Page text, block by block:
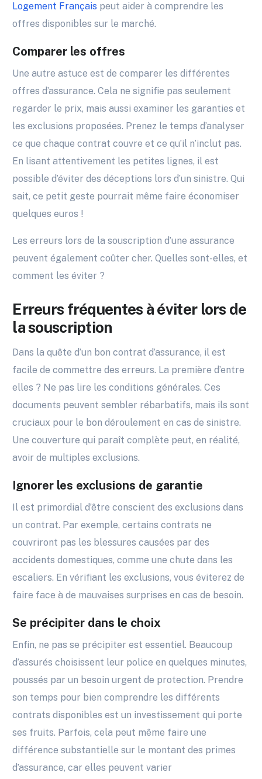
Logement Français peut aider à comprendre les
offres disponibles sur le marché.
Comparer les offres
Une autre astuce est de comparer les différentes
offres d’assurance. Cela ne signifie pas seulement
regarder le prix, mais aussi examiner les garanties et
les exclusions proposées. Prenez le temps d’analyser
ce que chaque contrat couvre et ce qu’il n’inclut pas.
En lisant attentivement les petites lignes, il est
possible d’éviter des déceptions lors d’un sinistre. Qui
sait, ce petit geste pourrait même faire économiser
quelques euros !
Les erreurs lors de la souscription d’une assurance
peuvent également coûter cher. Quelles sont-elles, et
comment les éviter ?
Erreurs fréquentes à éviter lors de
la souscription
Dans la quête d’un bon contrat d’assurance, il est
facile de commettre des erreurs. La première d’entre
elles ? Ne pas lire les conditions générales. Ces
documents peuvent sembler rébarbatifs, mais ils sont
cruciaux pour le bon déroulement en cas de sinistre.
Une couverture qui paraît complète peut, en réalité,
avoir de multiples exclusions.
Ignorer les exclusions de garantie
Il est primordial d’être conscient des exclusions dans
un contrat. Par exemple, certains contrats ne
couvriront pas les blessures causées par des
accidents domestiques, comme une chute dans les
escaliers. En vérifiant les exclusions, vous éviterez de
faire face à de mauvaises surprises en cas de besoin.
Se précipiter dans le choix
Enfin, ne pas se précipiter est essentiel. Beaucoup
d’assurés choisissent leur police en quelques minutes,
poussés par un besoin urgent de protection. Prendre
son temps pour bien comprendre les différents
contrats disponibles est un investissement qui porte
ses fruits. Parfois, cela peut même faire une
différence substantielle sur le montant des primes
d’assurance, car elles peuvent varier